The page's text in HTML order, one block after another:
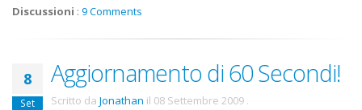
Discussioni : 9 Comments
8
Set
Aggiornamento di 60 Secondi!
Scritto da Jonathan il 08 Settembre 2009 .